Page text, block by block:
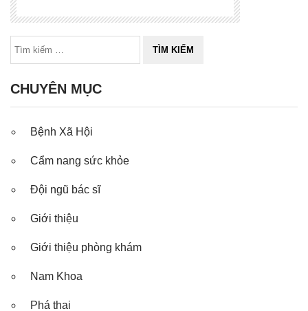
CHUYÊN MỤC
Bệnh Xã Hội
Cẩm nang sức khỏe
Đội ngũ bác sĩ
Giới thiệu
Giới thiệu phòng khám
Nam Khoa
Phá thai